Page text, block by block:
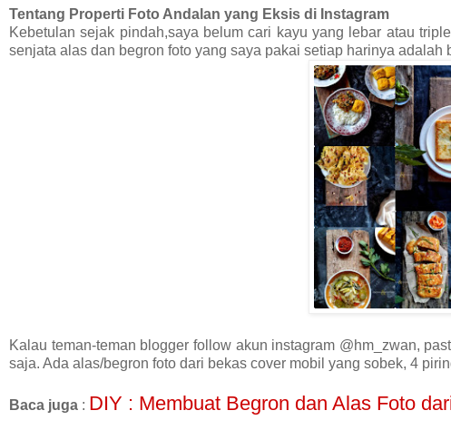
Tentang Properti Foto Andalan yang Eksis di Instagram
Kebetulan sejak pindah,saya belum cari kayu yang lebar atau
senjata alas dan begron foto yang saya pakai setiap harinya
Kalau teman-teman blogger follow akun instagram @hm_zwan,
saja. Ada alas/begron foto dari bekas cover mobil yang sobek, 4
Baca juga : DIY : Membuat Begron dan Alas Foto